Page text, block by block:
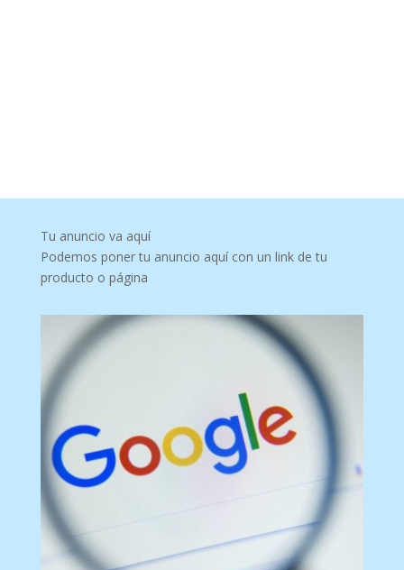
Tu anuncio va aquí
Podemos poner tu anuncio aquí con un link de tu
producto o página